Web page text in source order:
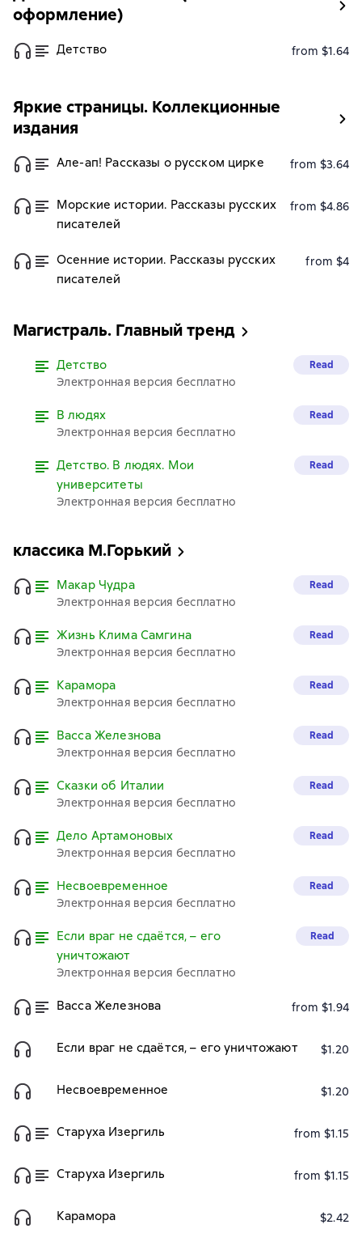
оформление)
Детство from $1.64
Яркие страницы. Коллекционные
издания
Але-ап! Рассказы о русском цирке from $3.64
Морские истории. Рассказы русских
писателей
from $4.86
Осенние истории. Рассказы русских
писателей
from $4
Магистраль. Главный тренд
Детство
Электронная версия бесплатно
Read
В людях
Электронная версия бесплатно
Read
Детство. В людях. Мои
университеты
Электронная версия бесплатно
Read
классика М.Горький
Макар Чудра
Электронная версия бесплатно
Read
Жизнь Клима Самгина
Электронная версия бесплатно
Read
Карамора
Электронная версия бесплатно
Read
Васса Железнова
Электронная версия бесплатно
Read
Сказки об Италии
Электронная версия бесплатно
Read
Дело Артамоновых
Электронная версия бесплатно
Read
Несвоевременное
Электронная версия бесплатно
Read
Если враг не сдаётся, – его
уничтожают
Электронная версия бесплатно
Read
Васса Железнова from $1.94
Если враг не сдаётся, – его уничтожают $1.20
Несвоевременное $1.20
Старуха Изергиль from $1.15
Старуха Изергиль from $1.15
Карамора $2.42